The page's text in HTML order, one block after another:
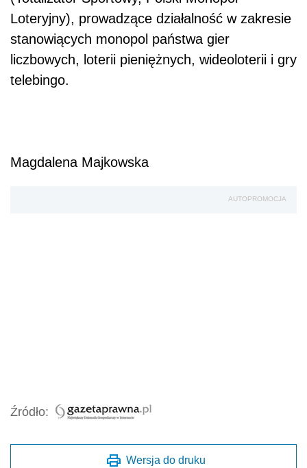
Loteryjny), prowadzące działalność w zakresie
stanowiących monopol państwa gier
liczbowych, loterii pieniężnych, wideoloterii i gry
telebingo.
Magdalena Majkowska
AUTOPROMOCJA
Źródło:
Wersja do druku